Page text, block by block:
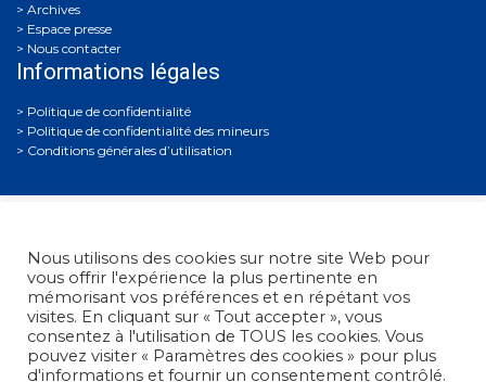
Archives
Espace presse
Nous contacter
Informations légales
Politique de confidentialité
Politique de confidentialité des mineurs
Conditions générales d’utilisation
Fédération Française de Tir• 38, rue Brunel - 75017 Paris
• Tél. : +33 (0)1 58 05 45 45
Nous utilisons des cookies sur notre site Web pour
vous offrir l'expérience la plus pertinente en
mémorisant vos préférences et en répétant vos
visites. En cliquant sur « Tout accepter », vous
consentez à l'utilisation de TOUS les cookies. Vous
pouvez visiter « Paramètres des cookies » pour plus
d'informations et fournir un consentement contrôlé.